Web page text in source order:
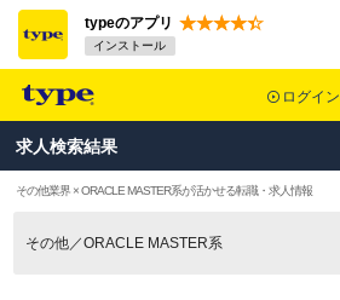
typeのアプリ
インストール
ログイン
求人検索結果
その他業界 × ORACLE MASTER系が活かせる転職・求人情報
その他／ORACLE MASTER系